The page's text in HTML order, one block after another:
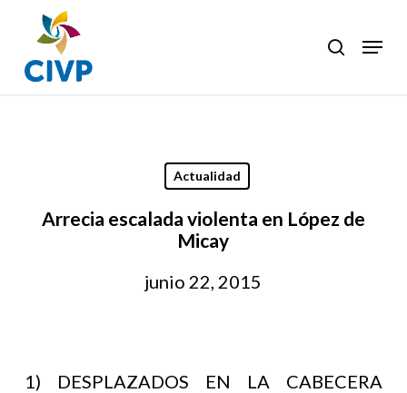
main
content
search
Menu
Actualidad
Arrecia escalada violenta en López de
Micay
junio 22, 2015
1) DESPLAZADOS EN LA CABECERA
Close